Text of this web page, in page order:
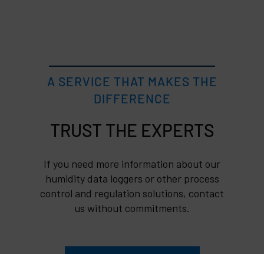
A SERVICE THAT MAKES THE
DIFFERENCE
TRUST
If you need more information about our
humidity data loggers or other process
control and regulation solutions, contact
us without commitments.